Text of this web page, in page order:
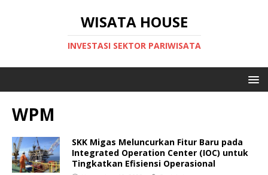
WISATA HOUSE
INVESTASI SEKTOR PARIWISATA
WPM
SKK Migas Meluncurkan Fitur Baru pada
Integrated Operation Center (IOC) untuk
Tingkatkan Efisiensi Operasional